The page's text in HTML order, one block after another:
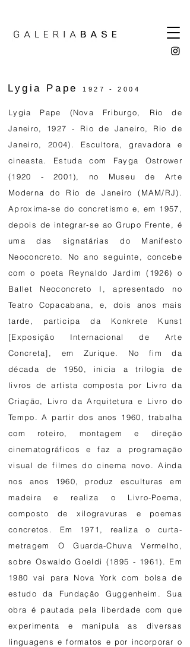
Lygia Pape1927 - 2004
Lygia Pape (Nova Friburgo, Rio de
Janeiro, 1927 - Rio de Janeiro, Rio de
Janeiro, 2004). Escultora, gravadora e
cineasta. Estuda com Fayga Ostrower
(1920 - 2001), no Museu de Arte
Moderna do Rio de Janeiro (MAM/RJ).
Aproxima-se do concretismo e, em 1957,
depois de integrar-se aoGrupo Frente, é
uma das signatárias do Manifesto
Neoconcreto. No ano seguinte, concebe
com o poeta Reynaldo Jardim (1926) o
Ballet Neoconcreto I, apresentado no
Teatro Copacabana, e, dois anos mais
tarde, participa da Konkrete Kunst
[Exposição Internacional de Arte
Concreta], em Zurique. No fim da
década de 1950, inicia a trilogia de
livros de artista composta por Livro da
Criação, Livro da Arquitetura e Livro do
Tempo. A partir dos anos 1960, trabalha
com roteiro, montagem e direção
cinematográficos e faz a programação
visual de filmes do cinema novo. Ainda
nos anos 1960, produz esculturas em
madeira e realiza o Livro-Poema,
composto de xilogravuras e poemas
concretos. Em 1971, realiza o curta-
metragem O Guarda-Chuva Vermelho,
sobre Oswaldo Goeldi (1895 - 1961). Em
1980 vai para Nova York com bolsa de
estudo da Fundação Guggenheim. Sua
obra é pautada pela liberdade com que
experimenta e manipula as diversas
linguagens e formatos e por incorporar o